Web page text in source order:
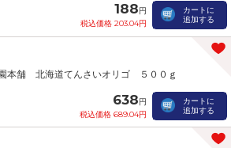
188円
税込価格 203.04円
カートに
追加する
本舗 北海道てんさいオリゴ ５００ｇ
638円
税込価格 689.04円
カートに
追加する